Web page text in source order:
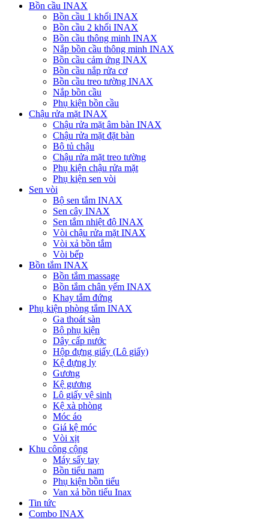
Bồn cầu INAX
Bồn cầu 1 khối INAX
Bồn cầu 2 khối INAX
Bồn cầu thông minh INAX
Nắp bồn cầu thông minh INAX
Bồn cầu cảm ứng INAX
Bồn cầu nắp rửa cơ
Bồn cầu treo tường INAX
Nắp bồn cầu
Phụ kiện bồn cầu
Chậu rửa mặt INAX
Chậu rửa mặt âm bàn INAX
Chậu rửa mặt đặt bàn
Bộ tủ chậu
Chậu rửa mặt treo tường
Phụ kiện chậu rửa mặt
Phụ kiện sen vòi
Sen vòi
Bộ sen tắm INAX
Sen cây INAX
Sen tắm nhiệt độ INAX
Vòi chậu rửa mặt INAX
Vòi xả bồn tắm
Vòi bếp
Bồn tắm INAX
Bồn tắm massage
Bồn tắm chân yếm INAX
Khay tắm đứng
Phụ kiện phòng tắm INAX
Ga thoát sàn
Bộ phụ kiện
Dây cấp nước
Hộp đựng giấy (Lô giấy)
Kệ đựng ly
Gương
Kệ gương
Lô giấy vệ sinh
Kệ xà phòng
Móc áo
Giá kệ móc
Vòi xịt
Khu công cộng
Máy sấy tay
Bồn tiểu nam
Phụ kiện bồn tiểu
Van xả bồn tiểu Inax
Tin tức
Combo INAX